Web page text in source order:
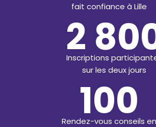
fait confiance à Lille
2
Inscriptions
sur les deux jours
100
Rendez-vous conseils en